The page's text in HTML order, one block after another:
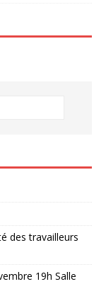
des travailleurs
19h Salle